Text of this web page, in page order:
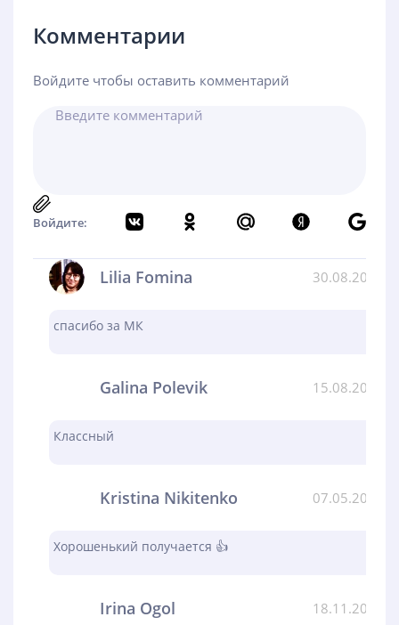
Комментарии
Войдите чтобы оставить комментарий
Войдите:
Lilia Fomina 30.08.2024
спасибо за МК
Galina Polevik 15.08.2024
Классный
Kristina Nikitenko 07.05.2024
Хорошенький получается 👍
Irina Ogol 18.11.2023